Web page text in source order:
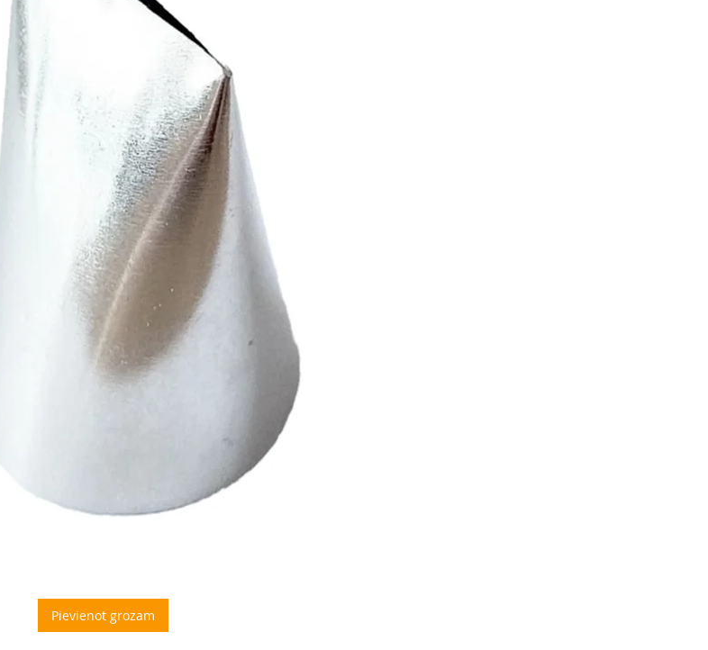
Pievienot grozam